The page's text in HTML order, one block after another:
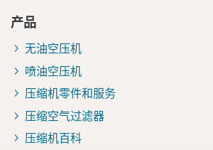
产品
无油空压机
喷油空压机
压缩机零件和服务
压缩空气过滤器
压缩机百科